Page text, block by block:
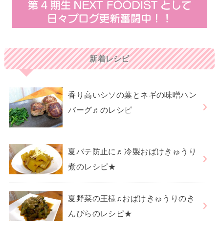
新着レシピ
香り高いシソの葉とネギの味噌ハン
バーグ♬のレシピ
夏バテ防止に♬冷製おばけきゅうり
煮のレシピ★
夏野菜の王様♫おばけきゅうりのき
んぴらのレシピ★